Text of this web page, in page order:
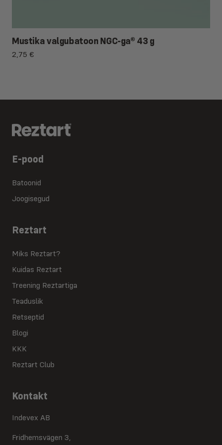
Mustika valgubatoon NGC-ga® 43 g
2,75 €
E-pood
Batoonid
Joogisegud
Reztart
Miks Reztart?
Kuidas Reztart
Treening Reztartiga
Teaduslik
Retseptid
Blogi
KKK
Reztart Club
Kontakt
Indevex AB
Fridhemsvägen 3,